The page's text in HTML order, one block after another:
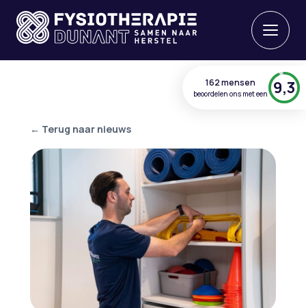
162 mensen
beoordelen ons met een 9,3
← Terug naar nieuws